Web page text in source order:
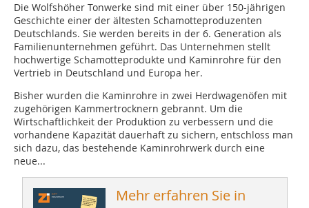
Die Wolfshöher Tonwerke sind mit einer über 150-jährigen
Geschichte einer der ältesten Schamotteproduzenten
Deutschlands. Sie werden bereits in der 6. Generation als
Familienunternehmen geführt. Das Unternehmen stellt
hochwertige Schamotteprodukte und Kaminrohre für den
Vertrieb in Deutschland und Europa her.
Bisher wurden die Kaminrohre in zwei Herdwagenöfen mit
zugehörigen Kammertrocknern gebrannt. Um die
Wirtschaftlichkeit der Produktion zu verbessern und die
vorhandene Kapazität dauerhaft zu sichern, entschloss man
sich dazu, das bestehende Kaminrohrwerk durch eine
neue...
Mehr erfahren Sie in